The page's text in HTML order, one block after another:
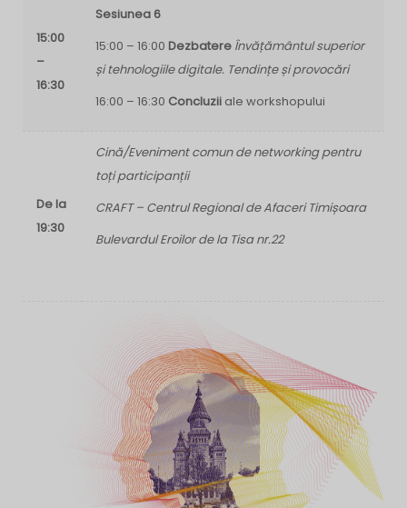
15:00
–
16:30
Sesiunea 6
15:00 – 16:00 Dezbatere Învățământul superior
și tehnologiile digitale. Tendințe și provocări
16:00 – 16:30 Concluzii ale workshopului
De la
19:30
Cină/Eveniment comun de networking pentru
toți participanții
CRAFT – Centrul Regional de Afaceri Timișoara
Bulevardul Eroilor de la Tisa nr.22